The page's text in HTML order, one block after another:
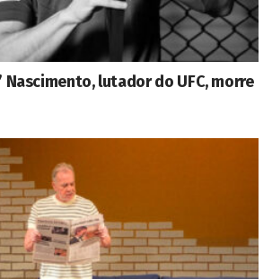
Nascimento, lutador do UFC, morre